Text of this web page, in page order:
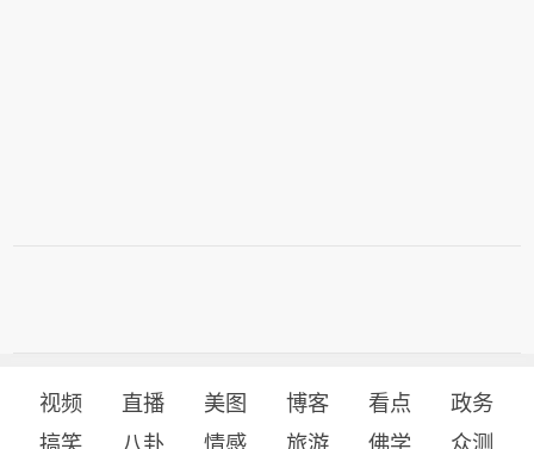
视频 直播 美图 博客 看点
政务
搞笑
八卦 情感 旅游 佛学 众测